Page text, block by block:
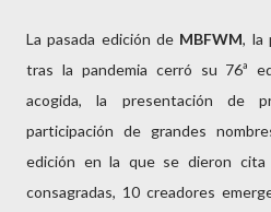
La pasada edición de MBFWM, la
tras la pandemia cerró su 76ª
acogida, la presentación de
participación de grandes
edición en la que se dieron cita
consagradas, 10 creadores